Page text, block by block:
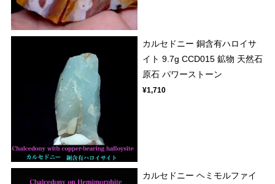
カルセドニー 銅含有ハロイサ
イト 9.7g CCD015 鉱物 天然石
原石 パワーストーン
¥1,710
カルセドニー ヘミモルファイ